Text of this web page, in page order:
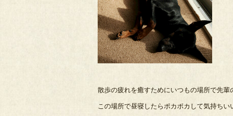
散歩の疲れを癒すためにいつもの場所で先輩
この場所で昼寝したらポカポカして気持ちい